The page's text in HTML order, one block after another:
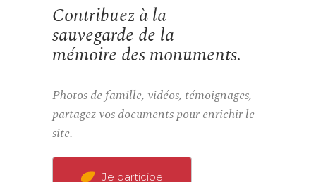
Contribuez à la
sauvegarde de la
mémoire des monuments.
Photos de famille, vidéos, témoignages,
partagez vos documents pour enrichir le
site.
Je participe